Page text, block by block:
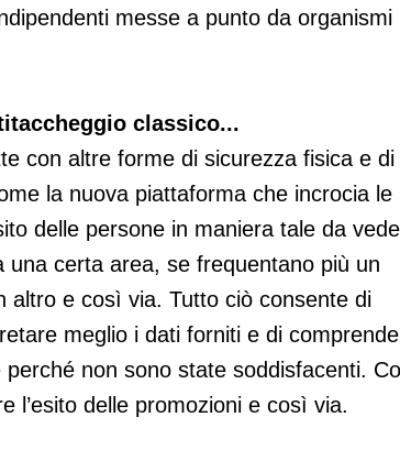
messe a punto da organismi
classico...
con altre forme di sicurezza fisica e di
la nuova piattaforma che incrocia le
delle persone in maniera tale da
certa area, se frequentano più un
altro e così via. Tutto ciò consente di
meglio i dati forniti e di
non sono state soddisfacenti.
l’esito delle promozioni e così via.